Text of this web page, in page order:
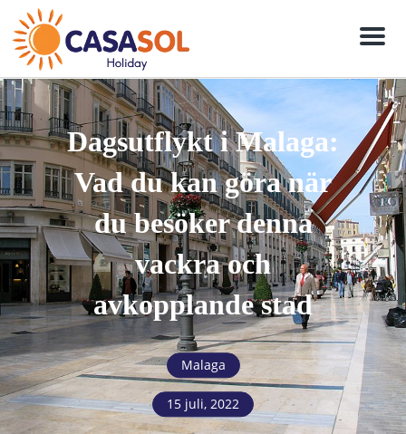
Meny
Dagsutflykt i Malaga:
Vad du kan göra när
du besöker denna
vackra och
avkopplande stad
Malaga
15 juli, 2022